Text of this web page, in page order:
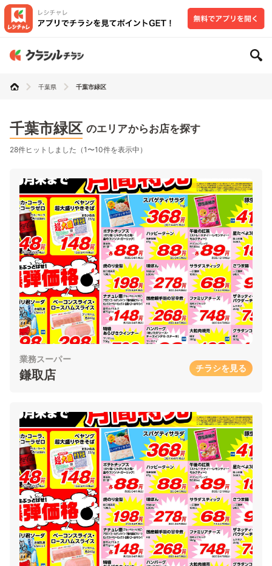
千葉県 千葉市緑区
千葉市緑区 のエリアからお店を探す
28件ヒットしました（1〜10件を表示中）
業務スーパー
鎌取店 チラシを見る